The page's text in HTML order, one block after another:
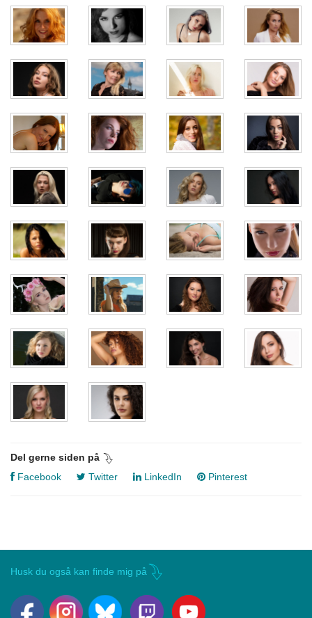
Del gerne siden på
Facebook
Twitter LinkedIn Pinterest
Husk du også kan finde mig på